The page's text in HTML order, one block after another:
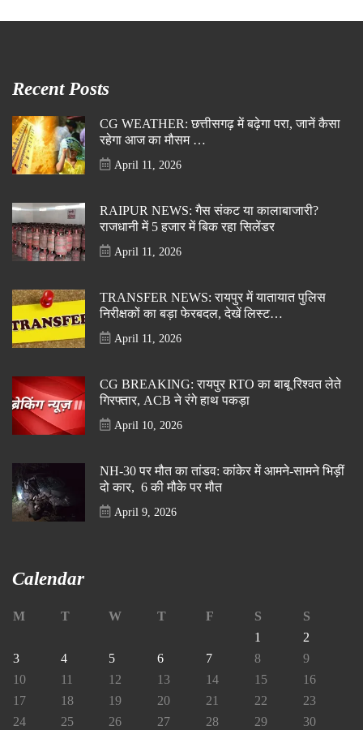
Recent Posts
CG WEATHER: छत्तीसगढ़ में बढ़ेगा परा, जानें कैसा
रहेगा आज का मौसम …
April 11, 2026
RAIPUR NEWS: गैस संकट या कालाबाजारी?
राजधानी में 5 हजार में बिक रहा सिलेंडर
April 11, 2026
TRANSFER NEWS: रायपुर में यातायात पुलिस
निरीक्षकों का बड़ा फेरबदल, देखें लिस्ट…
April 11, 2026
CG BREAKING: रायपुर RTO का बाबू रिश्वत लेते
गिरफ्तार, ACB ने रंगे हाथ पकड़ा
April 10, 2026
NH-30 पर मौत का तांडव: कांकेर में आमने-सामने भिड़ीं
दो कार, 6 की मौके पर मौत
April 9, 2026
Calendar
M T W T F S
S
1
2
3
4 5 6 7 8
9
10
11 12 13 14 15
16
17
18 19 20 21 22
23
24
25 26 27 28 29
30